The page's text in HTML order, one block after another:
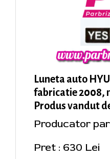
Luneta auto
fabricatie 2008,
Produs vandut
Producator
Pret : 630 Lei